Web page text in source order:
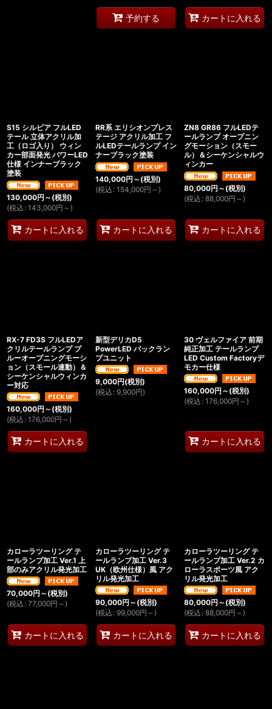
予約する カートに入れる
S15 シルビア フルLED
テール 立体アクリル加
工（ロゴ入り） ウィン
カー部面発光 パワーLED
仕様 インナーブラック
塗装
130,000円 ～ (税別)
(税込 : 143,000円 ～)
カートに入れる
RR系 エリシオンプレス
テージ アクリル加工 フ
ルLEDテールランプ イン
ナーブラック塗装
140,000円 ～ (税別)
(税込 : 154,000円 ～)
カートに入れる
ZN8 GR86 フルLEDテ
ールランプ オープニン
グモーション（スモー
ル）＆シーケンシャルウ
ィンカー
80,000円 ～ (税別)
(税込 : 88,000円 ～)
カートに入れる
RX-7 FD3S フルLEDア
クリルテールランプ ブ
ルーオープニングモーシ
ョン（スモール連動）＆
シーケンシャルウィンカ
ー対応
160,000円 ～ (税別)
(税込 : 176,000円 ～)
カートに入れる
新型デリカD5
PowerLED バックラン
プユニット
9,000円(税別)
(税込 : 9,900円)
30 ヴェルファイア 前期
純正加工 テールランプ
LED Custom Factoryデ
モカー仕様
160,000円 ～ (税別)
(税込 : 176,000円 ～)
カートに入れる
カローラツーリング テ
ールランプ加工 Ver.1 上
部のみアクリル発光加工
70,000円 ～ (税別)
(税込 : 77,000円 ～)
カートに入れる
カローラツーリング テ
ールランプ加工 Ver.3
UK（欧州仕様）風 アク
リル発光加工
90,000円 ～ (税別)
(税込 : 99,000円 ～)
カートに入れる
カローラツーリング テ
ールランプ加工 Ver.2 カ
ローラスポーツ風 アク
リル発光加工
80,000円 ～ (税別)
(税込 : 88,000円 ～)
カートに入れる